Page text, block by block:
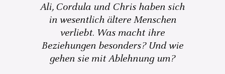
Ali, Cordula und Chris haben sich
in wesentlich ältere Menschen
verliebt. Was macht ihre
Beziehungen besonders? Und wie
gehen sie mit Ablehnung um?